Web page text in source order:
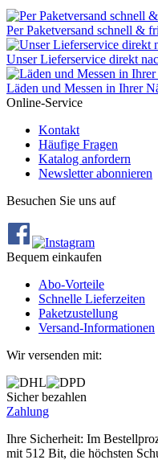
Per Paketversand schnell &
Unser Lieferservice direkt
Läden und Messen in Ihrer
Online-Service
Kontakt
Häufige Fragen
Katalog anfordern
Newsletter abonnieren
Besuchen Sie uns auf
Bequem einkaufen
Abo‐Vorteile
Schnelle Lieferzeiten
Paketzustellung
Versand‐Informationen
Wir versenden mit:
Sicher bezahlen
Zahlung
Ihre Sicherheit: Im
mit 512 Bit, die höchsten